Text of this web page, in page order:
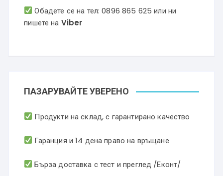
Обадете се на тел:0896 865 625 или ни
пишете на Viber
ПАЗАРУВАЙТЕ УВЕРЕНО
Продукти на склад, с гарантирано качество
Гаранция и 14 дена право на връщане
Бърза доставка с тест и преглед /Еконт/